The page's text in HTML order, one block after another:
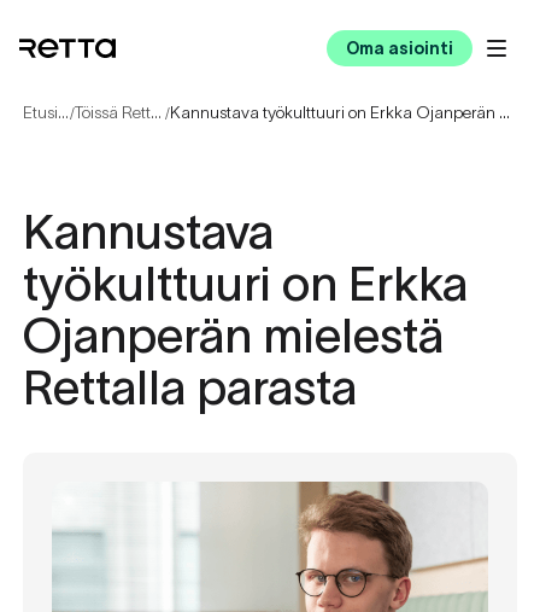
Oma asiointi
Etusivu / Töissä Rettalla / Kannustava työkulttuuri on Erkka Ojanperän mielestä Rettalla parasta
Kannustava
työkulttuuri on Erkka
Ojanperän mielestä
Rettalla parasta